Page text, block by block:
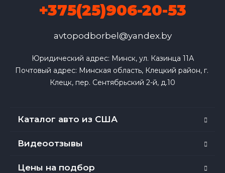
+375(25)906-20-53
avtopodborbel@yandex.by
Юридический адрес: Минск, ул. Казинца 11А
Почтовый адрес: Минская область, Клецкий район, г.
Клецк, пер. Сентябрьский 2-й, д.10
Каталог авто из США
Видеоотзывы
Цены на подбор